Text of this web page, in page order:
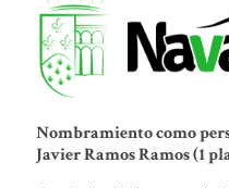
Nombramiento como
Javier Ramos Ramos (1